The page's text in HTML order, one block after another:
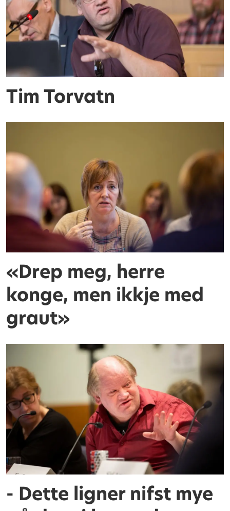
Tim Torvatn
«Drep meg, herre
konge, men ikkje med
graut»
- Dette ligner nifst mye